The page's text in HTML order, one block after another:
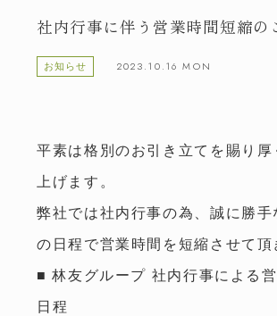
社内行事に伴う営業時間短縮の
お知らせ 2023.10.16 MON
平素は格別のお引き立てを賜り厚
上げます。
弊社では社内行事の為、誠に勝手
の日程で営業時間を短縮させて頂
■ 林友グループ 社内行事による
日程